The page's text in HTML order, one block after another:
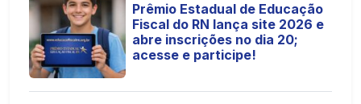
Prêmio Estadual de Educação
Fiscal do RN lança site 2026 e
abre inscrições no dia 20;
acesse e participe!